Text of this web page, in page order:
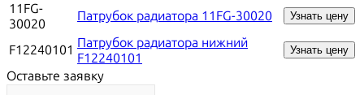
11FG-
30020
Патрубок радиатора 11FG-30020 Узнать цену
F12240101 Патрубок радиатора нижний
F12240101
Узнать цену
Оставьте заявку